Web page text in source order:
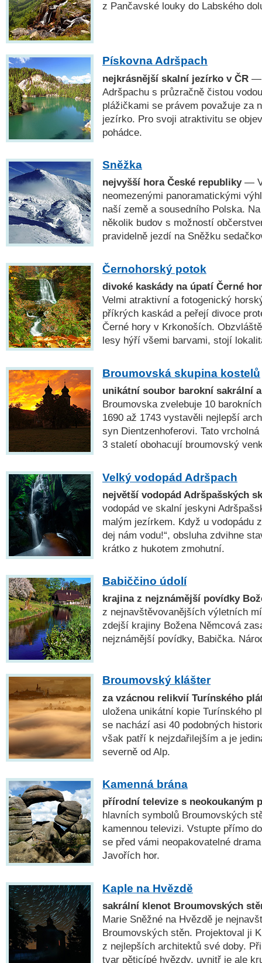
z Pančavské louky do Labského
Pískovna Adršpach
nejkrásnější skalní jezírko v ČR —
Adršpachu s průzračně čistou
plážičkami se právem považuje za
jezírko. Pro svoji atraktivitu se
pohádce.
Sněžka
nejvyšší hora České republiky—
neomezenými panoramatickými
naší země a sousedního Polska.
několik budov s možností
pravidelně jezdí na Sněžku
Černohorský potok
divoké kaskády na úpatí Černé
Velmi atraktivní a fotogenický
příkrých kaskád a peřejí divoce
Černé hory v Krkonoších.
lesy hýří všemi barvami, stojí
Broumovská skupina kostelů
unikátní soubor barokní sakrální
Broumovska zvelebuje 10
1690 až 1743 vystavěli nejlepší
syn Dientzenhoferovi. Tato
3 staletí obohacují broumovský
Velký vodopád Adršpach
největší vodopád Adršpašských
vodopád ve skalní jeskyni
malým jezírkem. Když u vodopádu
dej nám vodu!“, obsluha zdvihne
krátko z hukotem zmohutní.
Babiččino údolí
krajina z nejznámější povídky
z nejnavštěvovanějších výletních
zdejší krajiny Božena Němcová
nejznámější povídky, Babička.
Broumovský klášter
za vzácnou relikvií Turínského
uložena unikátní kopie Turínského
se nachází asi 40 podobných
však patří k nejzdařilejším a je
severně od Alp.
Kamenná brána
přírodní televize s neokoukaným
hlavních symbolů Broumovských
kamennou televizi. Vstupte přímo
se před vámi neopakovatelné
Javořích hor.
Kaple na Hvězdě
sakrální klenot Broumovských
Marie Sněžné na Hvězdě je
Broumovských stěn. Projektoval ji
z nejlepších architektů své doby.
tvar pěticípé hvězdy, uvnitř je ale